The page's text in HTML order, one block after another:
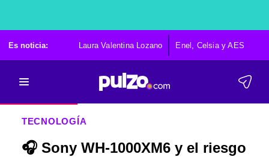
Es noticia: Laura Valentina Lozano Enel, Celsia y AES
TECNOLOGÍA
🎧 Sony WH-1000XM6 y el riesgo